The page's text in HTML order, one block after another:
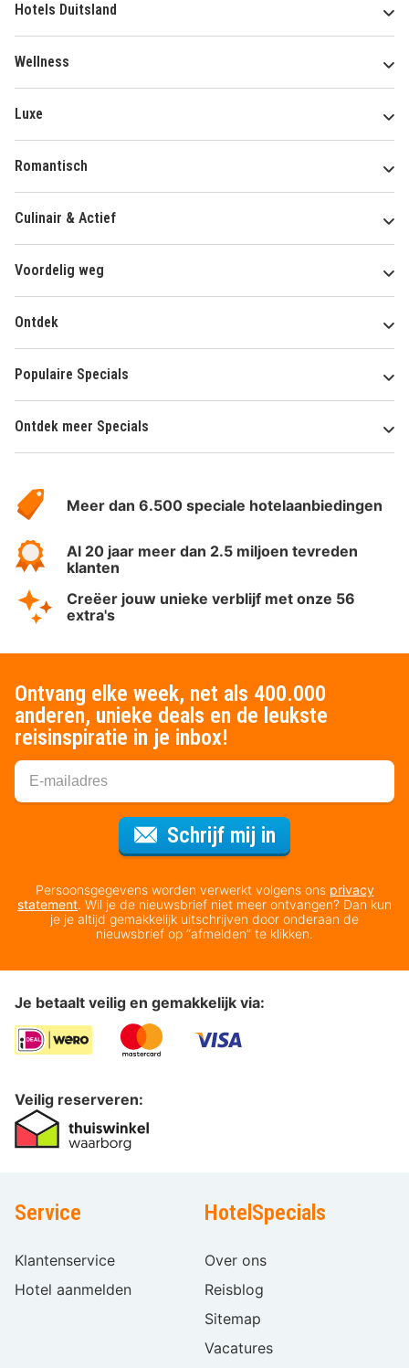
Hotels Duitsland
Wellness
Luxe
Romantisch
Culinair & Actief
Voordelig weg
Ontdek
Populaire Specials
Ontdek meer Specials
HotelSpecials
Meer dan 6.500 speciale hotelaanbiedingen
Al 20 jaar meer dan 2.5 miljoen tevreden
klanten
Creëer jouw unieke verblijf met onze 56
extra's
Ontvang elke week, net als 400.000
anderen, unieke deals en de leukste
reisinspiratie in je inbox!
Schrijf mij in
Persoonsgegevens worden verwerkt volgens ons privacy
statement. Wil je de nieuwsbrief niet meer ontvangen? Dan kun
je je altijd gemakkelijk uitschrijven door onderaan de
nieuwsbrief op “afmelden” te klikken.
Je betaalt veilig en gemakkelijk via:
Veilig reserveren:
Service
Klantenservice
Hotel aanmelden
HotelSpecials
Over ons
Reisblog
Sitemap
Vacatures